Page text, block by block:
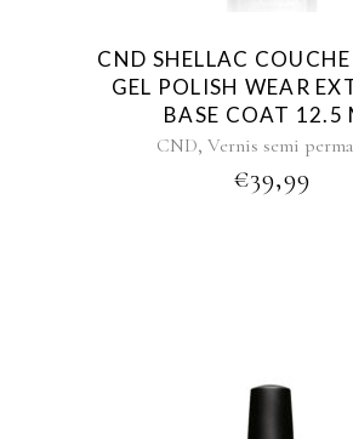
CND SHELLAC COUCHE
GEL POLISH WEAR
BASE COAT 12.5
CND, Vernis semi
€39,99